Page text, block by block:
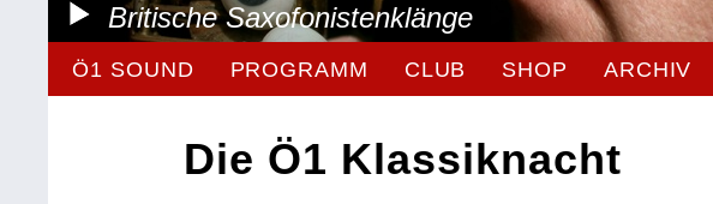
Britische Saxofonistenklänge
Ö1 SOUND PROGRAMM CLUB SHOP ARCHIV
Die Ö1 Klassiknacht